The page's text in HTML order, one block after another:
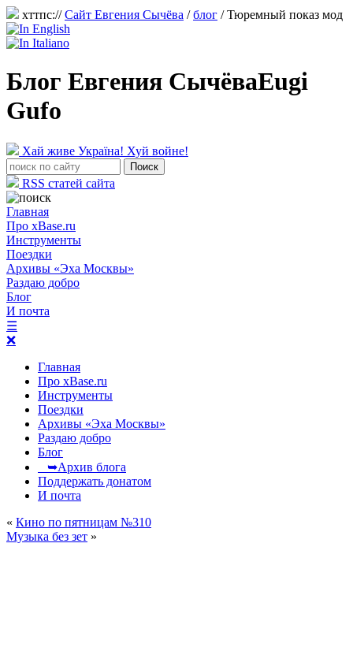
хттпс://Сайт Евгения Сычёва /блог /Тюремный показ мод
Блог Евгения СычёваEugi
Gufo
Хай живе Україна! Хуй войне!
RSS статей сайта
Главная
Про xBase.ru
Инструменты
Поездки
Архивы «Эха Москвы»
Раздаю добро
Блог
И почта
☰
❌
Главная
Про xBase.ru
Инструменты
Поездки
Архивы «Эха Москвы»
Раздаю добро
Блог
➥Архив блога
Поддержать донатом
И почта
« Кино по пятницам №310
Музыка без зет »